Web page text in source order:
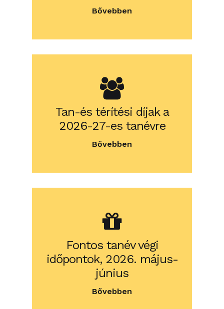
Bővebben
Tan-és térítési díjak a
2026-27-es tanévre
Bővebben
Fontos tanév végi
időpontok, 2026. május-
június
Bővebben